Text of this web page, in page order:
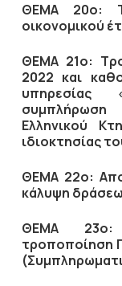
ΘΕΜΑ 20ο:
οικονομικού
ΘΕΜΑ 21ο:
2022 και
υπηρεσίας
Ελληνικού
ιδιοκτησίας
ΘΕΜΑ 22ο:
κάλυψη
ΘΕΜΑ 23ο:
τροποποίηση